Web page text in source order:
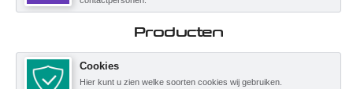
Producten
Cookies
Hier kunt u zien welke soorten cookies wij gebruiken.